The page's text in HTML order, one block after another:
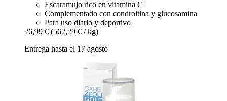
Escaramujo rico en vitamina C
Complementado con condroitina y glucosamina
Para uso diario y deportivo
26,99 € (562,29 € / kg)
Entrega hasta el 17 agosto